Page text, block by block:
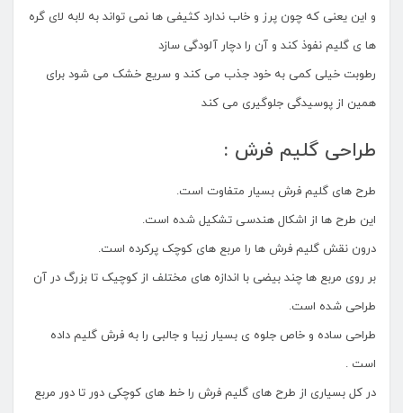
و این یعنی که چون پرز و خاب ندارد کثیفی ها نمی تواند به لابه لای گره
ها ی گلیم نفوذ کند و آن را دچار آلودگی سازد
رطوبت خیلی کمی به خود جذب می کند و سریع خشک می شود برای
همین از پوسیدگی جلوگیری می کند
طراحی گلیم فرش :
طرح های گلیم فرش بسیار متفاوت است.
این طرح ها از اشکال هندسی تشکیل شده است.
درون نقش گلیم فرش ها را مربع های کوچک پرکرده است.
بر روی مربع ها چند بیضی با اندازه های مختلف از کوچیک تا بزرگ در آن
طراحی شده است.
طراحی ساده و خاص جلوه ی بسیار زیبا و جالبی را به فرش گلیم داده
است .
در کل بسیاری از طرح های گلیم فرش را خط های کوچکی دور تا دور مربع